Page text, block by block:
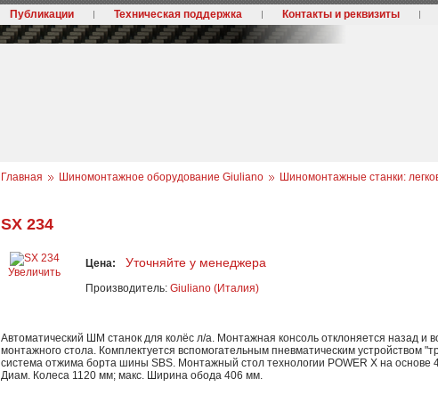
Публикации Техническая поддержка Контакты и реквизиты
Главная Шиномонтажное оборудование Giuliano Шиномонтажные станки:
SX 234
Увеличить
Цена: Уточняйте у менеджера
Производитель: Giuliano (Италия)
Автоматический ШМ станок для колёс л/а. Монтажная консоль отклоняется назад и
монтажного стола. Комплектуется вспомогательным пневматическим устройством
система отжима борта шины SBS. Монтажный стол технологии POWER X на
Диам. Колеса 1120 мм; макс. Ширина обода 406 мм.